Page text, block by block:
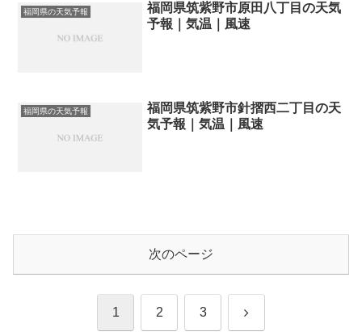
福岡県の天気予報
福岡県筑紫野市原田八丁目の天気
予報｜気温｜風速
福岡県の天気予報
福岡県筑紫野市針摺西二丁目の天
気予報｜気温｜風速
次のページ
1 2 3 次